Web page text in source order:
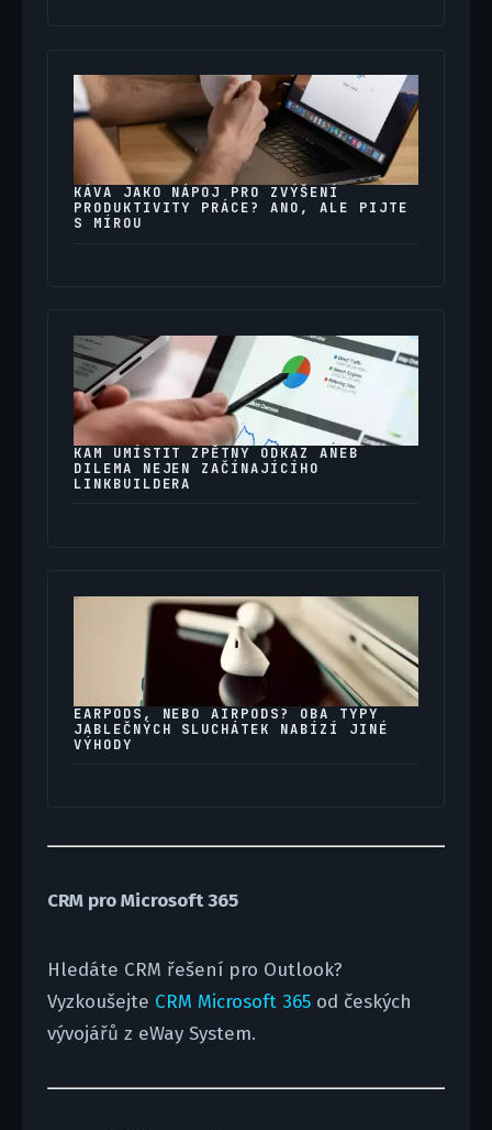
KÁVA JAKO NÁPOJ PRO ZVÝŠENÍ
PRODUKTIVITY PRÁCE? ANO, ALE PIJTE
S MÍROU
KAM UMÍSTIT ZPĚTNÝ ODKAZ ANEB
DILEMA NEJEN ZAČÍNAJÍCÍHO
LINKBUILDERA
EARPODS, NEBO AIRPODS? OBA TYPY
JABLEČNÝCH SLUCHÁTEK NABÍZÍ JINÉ
VÝHODY
CRM pro Microsoft 365
Hledáte CRM řešení pro Outlook?
Vyzkoušejte CRM Microsoft 365od českých
vývojářů z eWay System.